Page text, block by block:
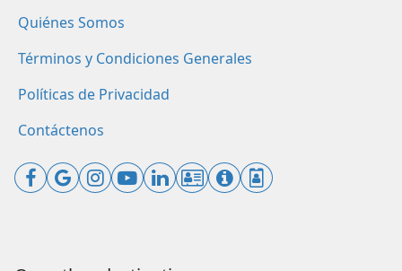
Quiénes Somos
Términos y Condiciones Generales
Políticas de Privacidad
Contáctenos